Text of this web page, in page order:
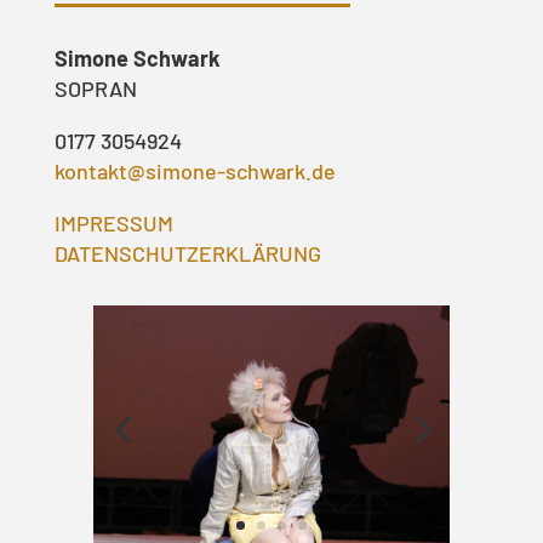
Simone Schwark
SOPRAN
0177 3054924
kontakt@simone-schwark.de
IMPRESSUM
DATENSCHUTZERKLÄRUNG